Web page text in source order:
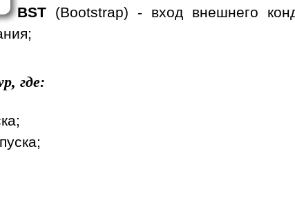
BST (Bootstrap) - вход внешнего
где: